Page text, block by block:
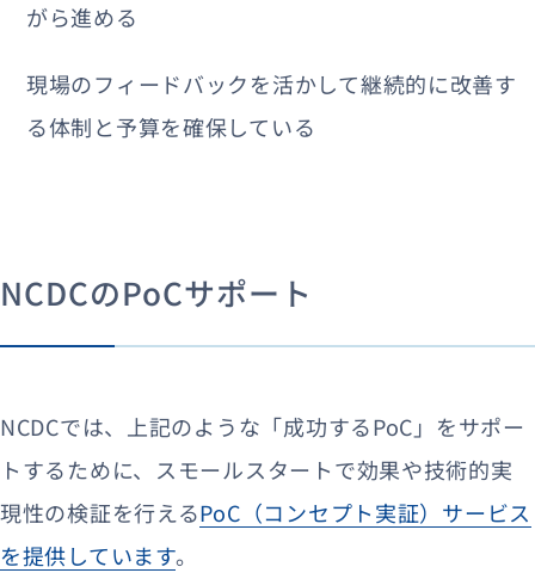
がら進める
現場のフィードバックを活かして継続的に改善す
る体制と予算を確保している
NCDCのPoCサポート
NCDCでは、上記のような「成功するPoC」をサポー
トするために、スモールスタートで効果や技術的実
現性の検証を行えるPoC（コンセプト実証）サービス
を提供しています。